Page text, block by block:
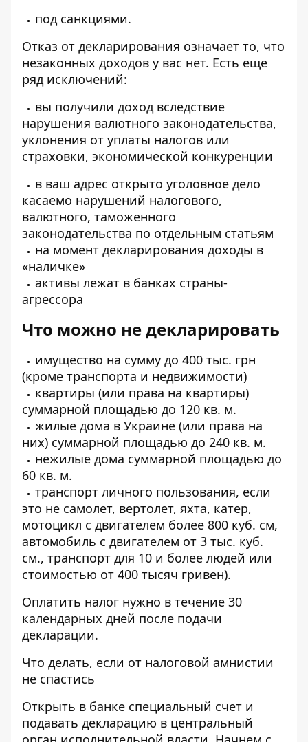
под санкциями.
Отказ от декларирования означает то, что
незаконных доходов у вас нет. Есть еще
ряд исключений:
вы получили доход вследствие
нарушения валютного законодательства,
уклонения от уплаты налогов или
страховки, экономической конкуренции
в ваш адрес открыто уголовное дело
касаемо нарушений налогового,
валютного, таможенного
законодательства по отдельным статьям
на момент декларирования доходы в
«наличке»
активы лежат в банках страны-
агрессора
Что можно не декларировать
имущество на сумму до 400 тыс. грн
(кроме транспорта и недвижимости)
квартиры (или права на квартиры)
суммарной площадью до 120 кв. м.
жилые дома в Украине (или права на
них) суммарной площадью до 240 кв. м.
нежилые дома суммарной площадью до
60 кв. м.
транспорт личного пользования, если
это не самолет, вертолет, яхта, катер,
мотоцикл с двигателем более 800 куб. см,
автомобиль с двигателем от 3 тыс. куб.
см., транспорт для 10 и более людей или
стоимостью от 400 тысяч гривен).
Оплатить налог нужно в течение 30
календарных дней после подачи
декларации.
Что делать, если от налоговой амнистии
не спастись
Открыть в банке специальный счет и
подавать декларацию в центральный